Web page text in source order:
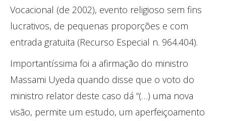
Vocacional (de 2002), evento religioso sem fins
lucrativos, de pequenas proporções e com
entrada gratuita (Recurso Especial n. 964.404).
Importantíssima foi a afirmação do ministro
Massami Uyeda quando disse que o voto do
ministro relator deste caso dá “(…) uma nova
visão, permite um estudo, um aperfeiçoamento